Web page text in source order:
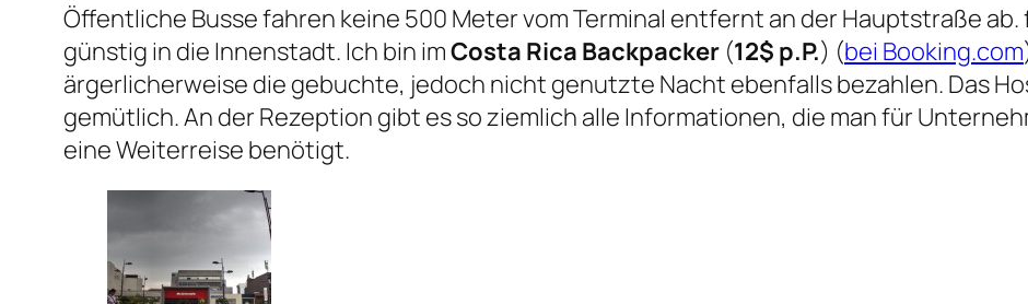
Öffentliche Busse fahren keine 500 Meter vom Terminal entfernt an der Hauptstraße
günstig in die Innenstadt. Ich bin imCosta Rica Backpacker (12$ p.P.) (bei Booking.com
ärgerlicherweise die gebuchte, jedoch nicht genutzte Nacht ebenfalls bezahlen. Das
gemütlich. An der Rezeption gibt es so ziemlich alle Informationen, die man für
eine Weiterreise benötigt.